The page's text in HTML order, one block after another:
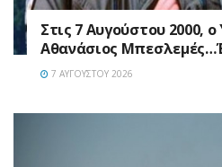
Στις 7 Αυγούστου 2000,
Αθανάσιος
7 ΑΥΓΟΎΣΤΟΥ 2026